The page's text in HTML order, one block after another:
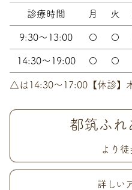
診療時間 月 火
9:30～13:00 〇 〇
14:30～19:00 〇 〇
△は14:30〜17:00【休診】
都筑ふれ
より徒
詳しい